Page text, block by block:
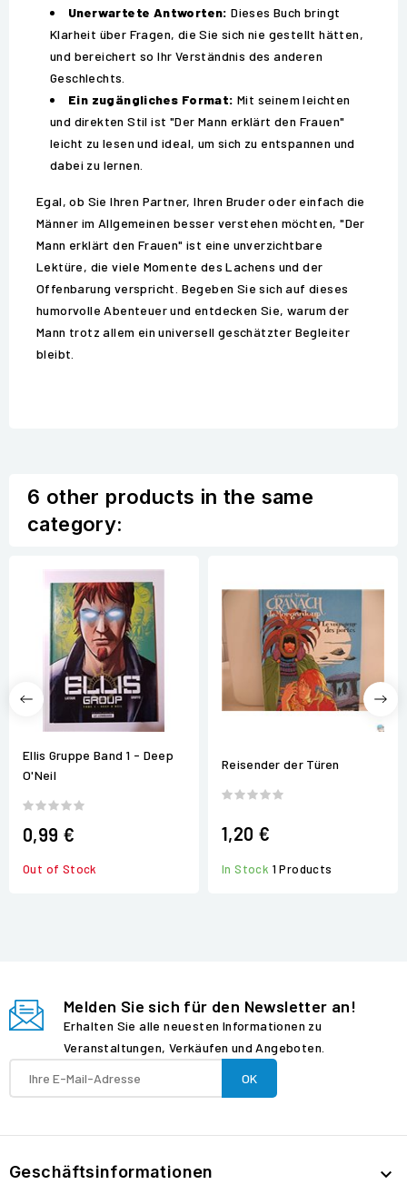
Unerwartete Antworten: Dieses Buch bringt
Klarheit über Fragen, die Sie sich nie gestellt hätten,
und bereichert so Ihr Verständnis des anderen
Geschlechts.
Ein zugängliches Format: Mit seinem leichten
und direkten Stil ist "Der Mann erklärt den Frauen"
leicht zu lesen und ideal, um sich zu entspannen und
dabei zu lernen.
Egal, ob Sie Ihren Partner, Ihren Bruder oder einfach die
Männer im Allgemeinen besser verstehen möchten, "Der
Mann erklärt den Frauen" ist eine unverzichtbare
Lektüre, die viele Momente des Lachens und der
Offenbarung verspricht. Begeben Sie sich auf dieses
humorvolle Abenteuer und entdecken Sie, warum der
Mann trotz allem ein universell geschätzter Begleiter
bleibt.
6 other products in the same
category:
Ellis Gruppe Band 1 - Deep
O'Neil
0,99 €
Out of Stock
Reisender der Türen
1,20 €
In Stock 1 Products
Melden Sie sich für den Newsletter an!
Erhalten Sie alle neuesten Informationen zu
Veranstaltungen, Verkäufen und Angeboten.
Geschäftsinformationen 